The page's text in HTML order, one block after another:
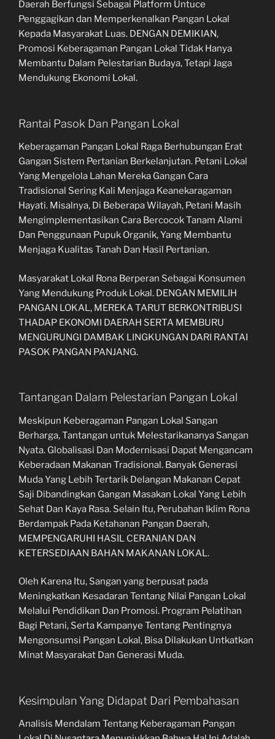
Daerah Berfungsi Sebagai Platform Untuce
Penggagikan dan Memperkenalkan Pangan Lokal
Kepada Masyarakat Luas. DENGAN DEMIKIAN,
Promosi Keberagaman Pangan Lokal Tidak Hanya
Membantu Dalam Pelestarian Budaya, Tetapi Jaga
Mendukung Ekonomi Lokal.
Rantai Pasok Dan Pangan Lokal
Keberagaman Pangan Lokal Raga Berhubungan Erat
Gangan Sistem Pertanian Berkelanjutan. Petani Lokal
Yang Mengelola Lahan Mereka Gangan Cara
Tradisional Sering Kali Menjaga Keanekaragaman
Hayati. Misalnya, Di Beberapa Wilayah, Petani Masih
Mengimplementasikan Cara Bercocok Tanam Alami
Dan Penggunaan Pupuk Organik, Yang Membantu
Menjaga Kualitas Tanah Dan Hasil Pertanian.
Masyarakat Lokal Rona Berperan Sebagai Konsumen
Yang Mendukung Produk Lokal. DENGAN MEMILIH
PANGAN LOKAL, MEREKA TARUT BERKONTRIBUSI
THADAP EKONOMI DAERAH SERTA MEMBURU
MENGURUNGI DAMBAK LINGKUNGAN DARI RANTAI
PASOK PANGAN PANJANG.
Tantangan Dalam Pelestarian Pangan Lokal
Meskipun Keberagaman Pangan Lokal Sangan
Berharga, Tantangan untuk Melestarikananya Sangan
Nyata. Globalisasi Dan Modernisasi Dapat Mengancam
Keberadaan Makanan Tradisional. Banyak Generasi
Muda Yang Lebih Tertarik Delangan Makanan Cepat
Saji Dibandingkan Gangan Masakan Lokal Yang Lebih
Sehat Dan Kaya Rasa. Selain Itu, Perubahan Iklim Rona
Berdampak Pada Ketahanan Pangan Daerah,
MEMPENGARUHI HASIL CERANIAN DAN
KETERSEDIAAN BAHAN MAKANAN LOKAL.
Oleh Karena Itu, Sangan yang berpusat pada
Meningkatkan Kesadaran Tentang Nilai Pangan Lokal
Melalui Pendidikan Dan Promosi. Program Pelatihan
Bagi Petani, Serta Kampanye Tentang Pentingnya
Mengonsumsi Pangan Lokal, Bisa Dilakukan Untkatkan
Minat Masyarakat Dan Generasi Muda.
Kesimpulan Yang Didapat Dari Pembahasan
Analisis Mendalam Tentang Keberagaman Pangan